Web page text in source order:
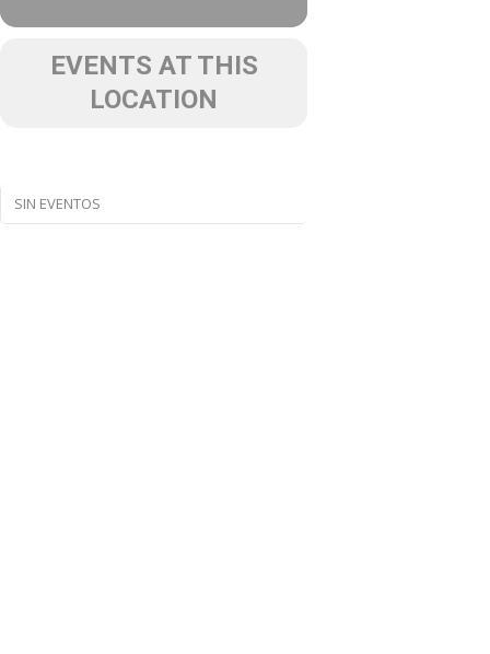
EVENTS AT THIS
LOCATION
SIN EVENTOS